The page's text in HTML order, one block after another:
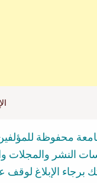
محفوظة
النشر والمجلات
برجاء الإبلاغ